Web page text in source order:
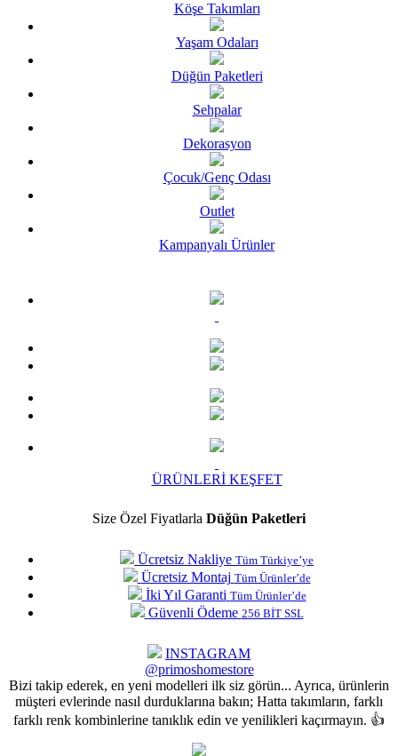
Köşe Takımları
Yaşam Odaları
Düğün Paketleri
Sehpalar
Dekorasyon
Çocuk/Genç Odası
Outlet
Kampanyalı Ürünler
ÜRÜNLERİ KEŞFET
Size Özel Fiyatlarla Düğün Paketleri
Ücretsiz Nakliye Tüm Türkiye’ye
Ücretsiz Montaj Tüm Ürünler’de
İki Yıl Garanti Tüm Ürünler’de
Güvenli Ödeme 256 BİT SSL
INSTAGRAM
@primoshomestore
Bizi takip ederek, en yeni modelleri ilk siz görün... Ayrıca, ürünlerin
müşteri evlerinde nasıl durduklarına bakın; Hatta takımların, farklı
farklı renk kombinlerine tanıklık edin ve yenilikleri kaçırmayın. 👍